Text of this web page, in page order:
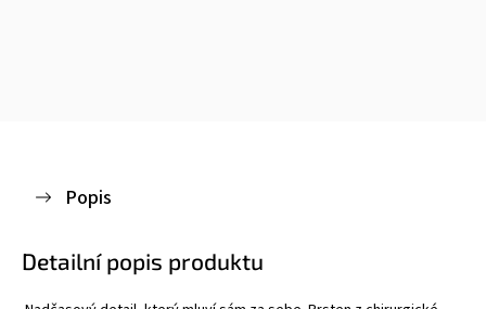
Popis
Detailní popis produktu